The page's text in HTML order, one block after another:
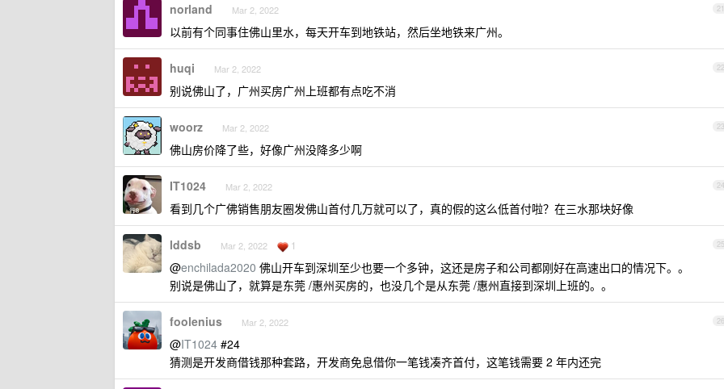
21
norland Mar 2, 2022
以前有个同事住佛山里水，每天开车到地铁站，然后坐地铁来广州。
22
huqi Mar 2, 2022
别说佛山了，广州买房广州上班都有点吃不消
23
woorz Mar 2, 2022
佛山房价降了些，好像广州没降多少啊
24
IT1024 Mar 2, 2022
看到几个广佛销售朋友圈发佛山首付几万就可以了，真的假的这么低首付啦？在三水那块好像
25
lddsb Mar 2, 2022 1
@enchilada2020 佛山开车到深圳至少也要一个多钟，这还是房子和公司都刚好在高速出口的情况下。。
别说是佛山了，就算是东莞 /惠州买房的，也没几个是从东莞 /惠州直接到深圳上班的。。
26
foolenius Mar 2, 2022
@IT1024 #24
猜测是开发商借钱那种套路，开发商免息借你一笔钱凑齐首付，这笔钱需要 2 年内还完